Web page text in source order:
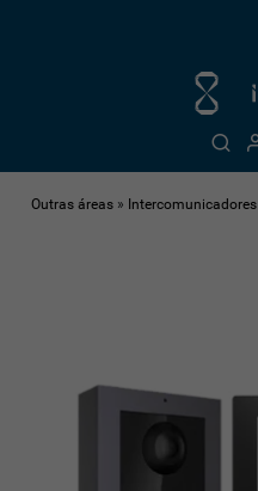
Outras áreas » Intercomunicadores